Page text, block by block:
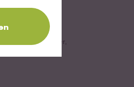
Sesamkörner,